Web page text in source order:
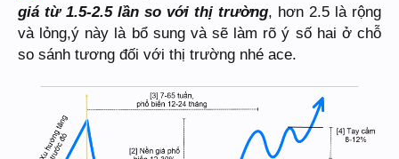
giá từ 1.5-2.5 lần so với thị trường, hơn 2.5 là rộng
và lỏng,ý này là bổ sung và sẽ làm rõ ý số hai ở chỗ
so sánh tương đối với thị trường nhé ace.